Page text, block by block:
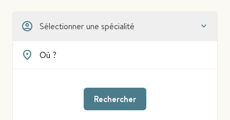
Sélectionner une spécialité
Rechercher